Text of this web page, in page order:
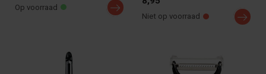
Op voorraad
Niet op voorraad